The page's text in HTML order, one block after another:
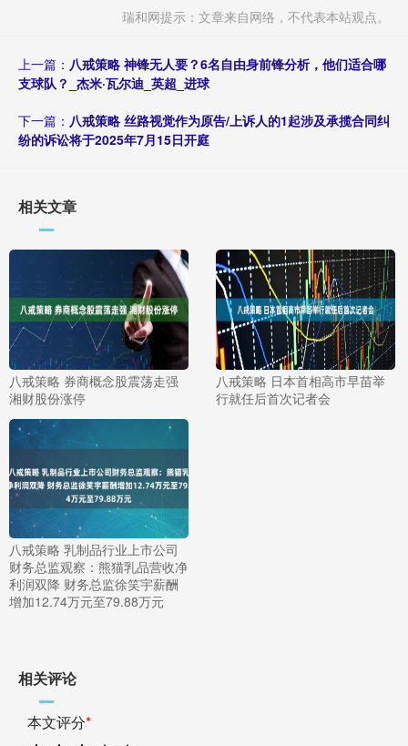
瑞和网提示：文章来自网络，不代表本站观点。
上一篇： 八戒策略 神锋无人要？6名自由身前锋分析，他们适合哪
支球队？_杰米·瓦尔迪_英超_进球
下一篇： 八戒策略 丝路视觉作为原告/上诉人的1起涉及承揽合同纠
纷的诉讼将于2025年7月15日开庭
相关文章
八戒策略 券商概念股震荡走强
湘财股份涨停
八戒策略 日本首相高市早苗举
行就任后首次记者会
八戒策略 乳制品行业上市公司
财务总监观察：熊猫乳品营收净
利润双降 财务总监徐笑宇薪酬
增加12.74万元至79.88万元
相关评论
本文评分*